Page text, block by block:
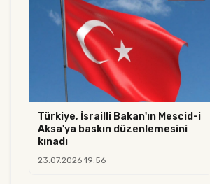
Türkiye, İsrailli Bakan'ın Mescid-i
Aksa'ya baskın düzenlemesini
kınadı
23.07.2026 19:56